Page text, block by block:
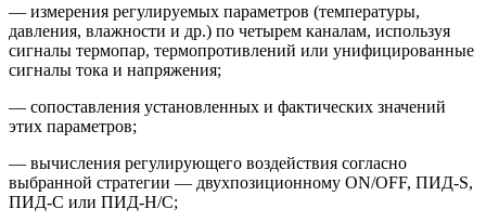
— измерения регулируемых параметров (температуры,
давления, влажности и др.) по четырем каналам, используя
сигналы термопар, термопротивлений или унифицированные
сигналы тока и напряжения;
— сопоставления установленных и фактических значений
этих параметров;
— вычисления регулирующего воздействия согласно
выбранной стратегии — двухпозиционному ON/OFF, ПИД-S,
ПИД-С или ПИД-Н/С;